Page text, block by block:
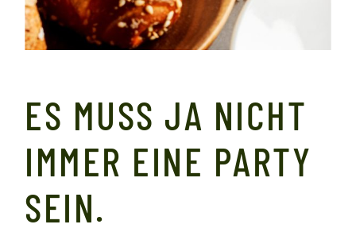
ES MUSS JA NICHT
IMMER EINE PARTY
SEIN.